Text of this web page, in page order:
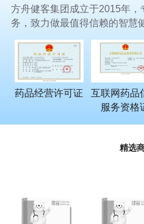
方舟健客集团成立于2015年，
务，致力做最值得信赖的智慧
药品经营许可证
互联网药品
服务资格
精选